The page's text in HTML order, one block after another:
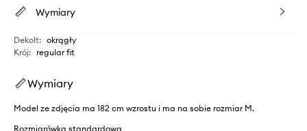
Wymiary
Dekolt: okrągły
Krój: regular fit
Wymiary
Model ze zdjęcia ma 182 cm wzrostu i ma na sobie rozmiar M.
Rozmiarówka standardowa